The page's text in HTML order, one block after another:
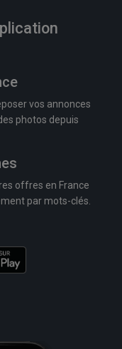
vos annonces
photos depuis
offres en France
par mots-clés.